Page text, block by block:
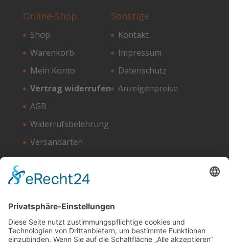
Online-Shop
Shop
Warenkorb
Mein Konto
Vertrag widerrufen
AGB
Widerrufsbelehrung
Versandarten
Zahlungsarten
Sonstige
Kontakt
Impressum
Datenschutz
Anzeigenpreise